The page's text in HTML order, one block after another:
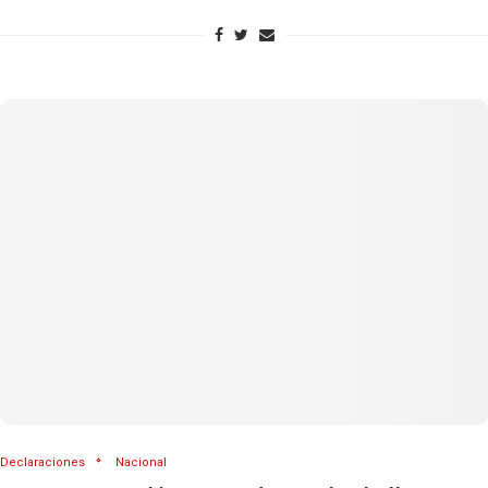
Declaraciones Nacional